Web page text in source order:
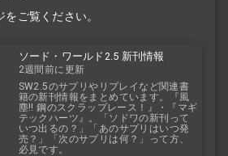
ご覧ください。
ソード・ワールド2.5 新刊情報
2週間前に更新
SW2.5のサプリやリプレイなど関連書
籍の新刊情報をまとめています。『風
塵!! 鋼のスクラップレース！』・『マギ
テックハーツ』。「ソドワの新刊って
いつ出るの？」「あのサプリはいつ発
売？」「次のサプリは何？」って方、
必見です。